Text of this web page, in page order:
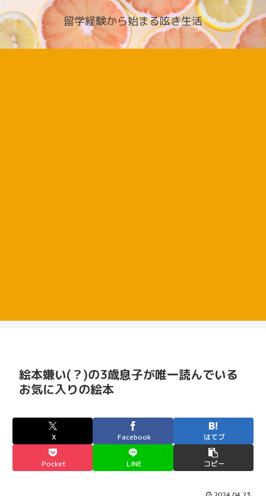
留学経験から始まる呟き生活
絵本嫌い(？)の3歳息子が唯一読んでいる
お気に入りの絵本
X Facebook はてブ
Pocket LINE コピー